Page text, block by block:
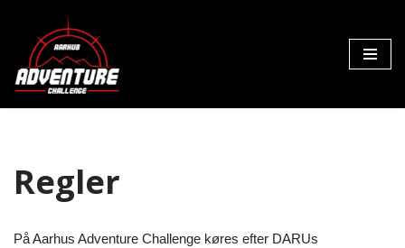
Spring
til
indhold
Regler
På Aarhus Adventure Challenge køres efter DARUs